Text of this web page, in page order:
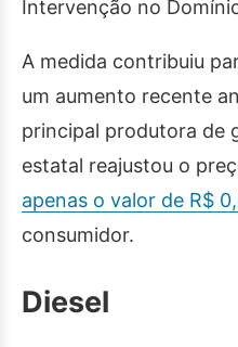
Intervenção no
A medida contribuiu
um aumento recente
principal produtora de
estatal reajustou o
apenas o valor de R$
consumidor.
Diesel